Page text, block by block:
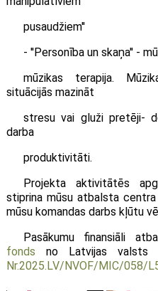
pusaudžiem''
- ''Personība un skaņa'' -
mūzikas terapija.
situācijās mazināt
stresu vai gluži pretēji-
darba
produktivitāti.
Projekta aktivitātēs
stiprina mūsu atbalsta
mūsu komandas darbs kļūtu
Pasākumu finansiāli
fonds no Latvijas valsts
Nr.2025.LV/NVOF/MIC/058/